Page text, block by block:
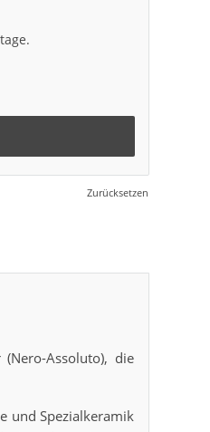
Zurücksetzen
Assoluto), die
und Spezialkeramik